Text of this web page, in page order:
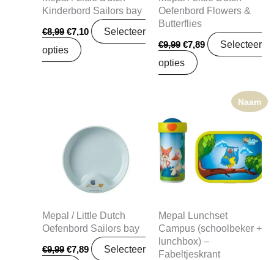
Kinderbord Sailors bay
€8,99 €7,10
Selecteer
opties
Oefenbord Flowers &
Butterflies
€9,99 €7,89
Selecteer
opties
Mepal / Little Dutch
Oefenbord Sailors bay
€9,99
was:
€9,99.
€7,89
is:
€7,89.
Selecteer
Naam
Mepal Lunchset
Campus (schoolbeker +
lunchbox) –
Fabeltjeskrant